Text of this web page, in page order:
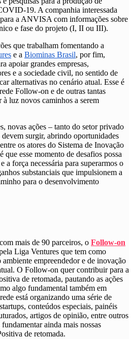
19. A companhia interessada
a ANVISA com informações sobre
e fase do projeto (I, II ou III).
que trabalham fomentando a
e a Biominas Brasil, por fim,
apoiar grandes empresas,
e a sociedade civil, no sentido de
alternativas no cenário atual. Esse é
Follow-on e de outras tantas
luz novos caminhos a serem
novas ações – tanto do setor privado
surgir, abrindo oportunidades
os atores do Sistema de Inovação
que esse momento de desafios possa
a força necessária para superarmos o
substanciais que impulsionem a
para o desenvolvimento
mais de 90 parceiros, o Follow-on
Liga Ventures que tem como
empreendedor e de inovação
O Follow-on quer contribuir para a
de retomada, pautando as ações
algo fundamental também em
está organizando uma série de
conteúdos especiais, painéis
artigos de opinião, entre outros
ainda mais nossas
de retomada.